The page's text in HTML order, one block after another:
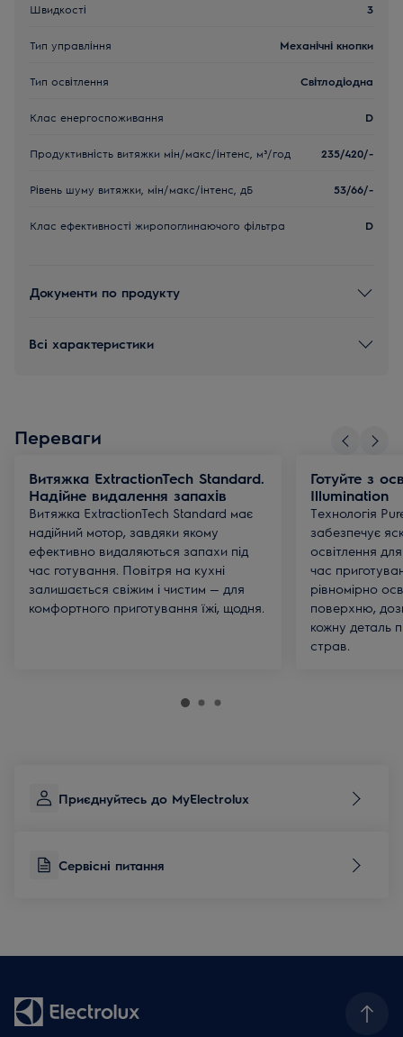
Швидкості 3
Тип управління Механічні кнопки
Тип освітлення Світлодіодна
Клас енергоспоживання D
Продуктивність витяжки мін/макс/інтенс, м³/год 235/420/-
Рівень шуму витяжки, мін/макс/інтенс, дБ 53/66/-
Клас ефективності жиропоглинаючого фільтра D
Документи по продукту
Всі характеристики
Переваги
Витяжка ExtractionTech Standard.
Надійне видалення запахів
Витяжка ExtractionTech Standard має
надійний мотор, завдяки якому
ефективно видаляються запахи під
час готування. Повітря на кухні
залишається свіжим і чистим — для
комфортного приготування їжі, щодня.
Готуйте з
Illumination
Технологія
забезпечує
освітлення
час
рівномірно
поверхню,
кожну деталь
страв.
Приєднуйтесь до MyElectrolux
Сервісні питання